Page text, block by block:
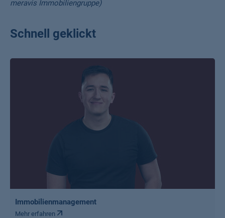
meravis Immobiliengruppe)
Schnell geklickt
Immobilienmanagement
Mehr erfahren